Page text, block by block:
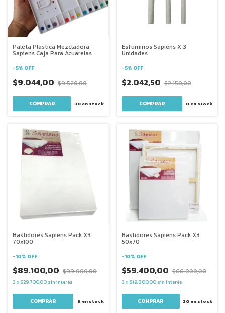
Paleta Plastica Mezcladora
Sapiens Caja Para Acuarelas
-5% OFF
$9.044,00 $9.520,00
30en stock
Esfuminos Sapiens X 3
Unidades
-5% OFF
$2.042,50 $2.150,00
8 en stock
Bastidores Sapiens Pack X3
70x100
-10% OFF
$89.100,00 $99.000,00
3 x $29.700,00 sin interés
9 en stock
Bastidores Sapiens Pack X3
50x70
-10% OFF
$59.400,00 $66.000,00
3 x $19.800,00 sin interés
20 en stock